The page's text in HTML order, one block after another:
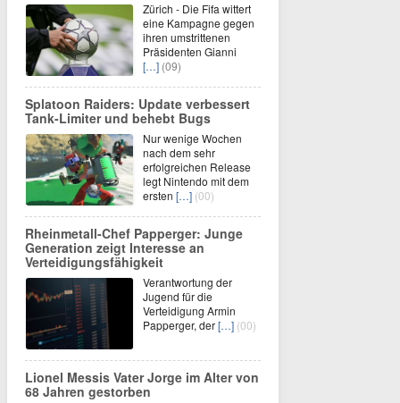
Zürich - Die Fifa wittert
eine Kampagne gegen
ihren umstrittenen
Präsidenten Gianni
[…] (09)
Splatoon Raiders: Update verbessert
Tank-Limiter und behebt Bugs
Nur wenige Wochen
nach dem sehr
erfolgreichen Release
legt Nintendo mit dem
ersten […] (00)
Rheinmetall-Chef Papperger: Junge
Generation zeigt Interesse an
Verteidigungsfähigkeit
Verantwortung der
Jugend für die
Verteidigung Armin
Papperger, der[…] (00)
Lionel Messis Vater Jorge im Alter von
68 Jahren gestorben